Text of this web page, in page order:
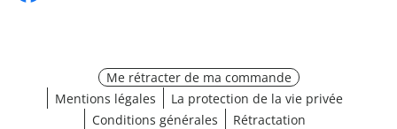
Me rétracter de ma commande
Mentions légales
La protection de la vie privée
Conditions générales
Rétractation